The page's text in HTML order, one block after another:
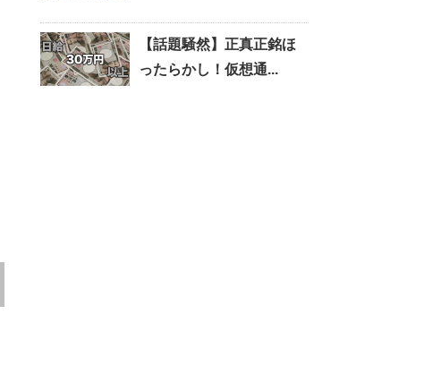
【話題騒然】正真正銘ほ
ったらかし！仮想通...